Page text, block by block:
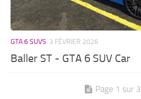
GTA 6 SUVS 3 FÉVRIER 2026
Baller ST - GTA 6 SUV Car
Page 1 sur 3